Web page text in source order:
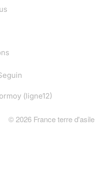
(ligne12)
©2026France terre d'asile